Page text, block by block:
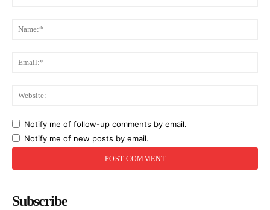
Notify me of follow-up comments by email.
Notify me of new posts by email.
Subscribe